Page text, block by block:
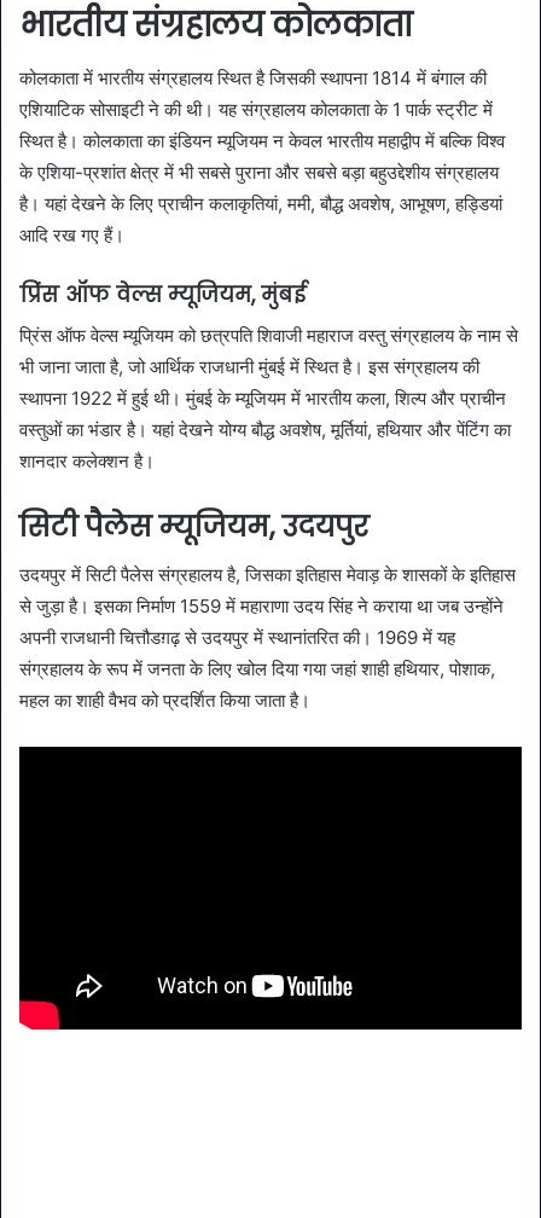
भारतीय संग्रहालय कोलकाता
कोलकाता में भारतीय संग्रहालय स्थित है जिसकी स्थापना 1814 में बंगाल की
एशियाटिक सोसाइटी ने की थी। यह संग्रहालय कोलकाता के 1 पार्क स्ट्रीट में
स्थित है। कोलकाता का इंडियन म्यूजियम न केवल भारतीय महाद्वीप में बल्कि विश्व
के एशिया-प्रशांत क्षेत्र में भी सबसे पुराना और सबसे बड़ा बहुउद्देशीय संग्रहालय
है। यहां देखने के लिए प्राचीन कलाकृतियां, ममी, बौद्ध अवशेष, आभूषण, हड्डियां
आदि रख गए हैं।
प्रिंस ऑफ वेल्स म्यूजियम, मुंबई
प्रिंस ऑफ वेल्स म्यूजियम को छत्रपति शिवाजी महाराज वस्तु संग्रहालय के नाम से
भी जाना जाता है, जो आर्थिक राजधानी मुंबई में स्थित है। इस संग्रहालय की
स्थापना 1922 में हुई थी। मुंबई के म्यूजियम में भारतीय कला, शिल्प और प्राचीन
वस्तुओं का भंडार है। यहां देखने योग्य बौद्ध अवशेष, मूर्तियां, हथियार और पेंटिंग का
शानदार कलेक्शन है।
सिटी पैलेस म्यूजियम, उदयपुर
उदयपुर में सिटी पैलेस संग्रहालय है, जिसका इतिहास मेवाड़ के शासकों के इतिहास
से जुड़ा है। इसका निर्माण 1559 में महाराणा उदय सिंह ने कराया था जब उन्होंने
अपनी राजधानी चित्तौडग़ढ़ से उदयपुर में स्थानांतरित की। 1969 में यह
संग्रहालय के रूप में जनता के लिए खोल दिया गया जहां शाही हथियार, पोशाक,
महल का शाही वैभव को प्रदर्शित किया जाता है।